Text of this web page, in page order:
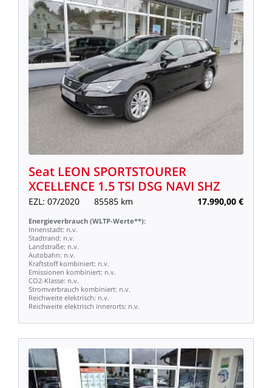
Seat LEON SPORTSTOURER
XCELLENCE 1.5TSI DSG NAVI SHZ
EZL: 07/2020 85585 km 17.990,00 €
Energieverbrauch (WLTP-Werte**):
Innenstadt: n.v.
Stadtrand: n.v.
Landstraße: n.v.
Autobahn: n.v.
Kraftstoff kombiniert: n.v.
Emissionen kombiniert: n.v.
CO2-Klasse: n.v.
Stromverbrauch kombiniert: n.v.
Reichweite elektrisch: n.v.
Reichweite elektrisch innerorts: n.v.